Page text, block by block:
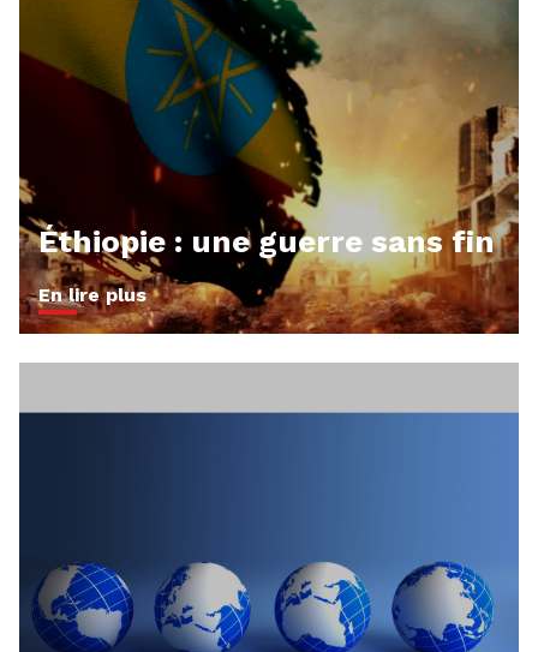
Éthiopie : une guerre sans fin
En lire plus